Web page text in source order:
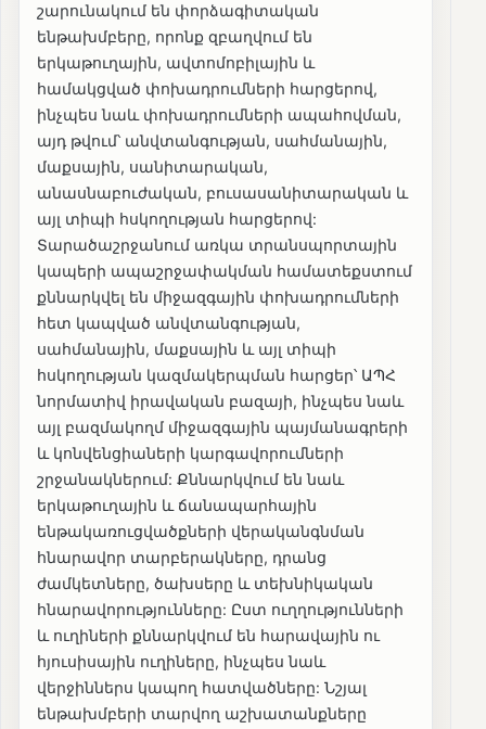
շարունակում են փորձագիտական
ենթախմբերը, որոնք զբաղվում են
երկաթուղային, ավտոմոբիլային և
համակցված փոխադրումների հարցերով,
ինչպես նաև փոխադրումների ապահովման,
այդ թվում՝ անվտանգության, սահմանային,
մաքսային, սանիտարական,
անասնաբուժական, բուսասանիտարական և
այլ տիպի հսկողության հարցերով:
Տարածաշրջանում առկա տրանսպորտային
կապերի ապաշրջափակման համատեքստում
քննարկվել են միջազգային փոխադրումների
հետ կապված անվտանգության,
սահմանային, մաքսային և այլ տիպի
հսկողության կազմակերպման հարցեր՝ ԱՊՀ
նորմատիվ իրավական բազայի, ինչպես նաև
այլ բազմակողմ միջազգային պայմանագրերի
և կոնվենցիաների կարգավորումների
շրջանակներում: Քննարկվում են նաև
երկաթուղային և ճանապարհային
ենթակառուցվածքների վերականգնման
հնարավոր տարբերակները, դրանց
ժամկետները, ծախսերը և տեխնիկական
հնարավորությունները: Ըստ ուղղությունների
և ուղիների քննարկվում են հարավային ու
հյուսիսային ուղիները, ինչպես նաև
վերջիններս կապող հատվածները: Նշյալ
ենթախմբերի տարվող աշխատանքները